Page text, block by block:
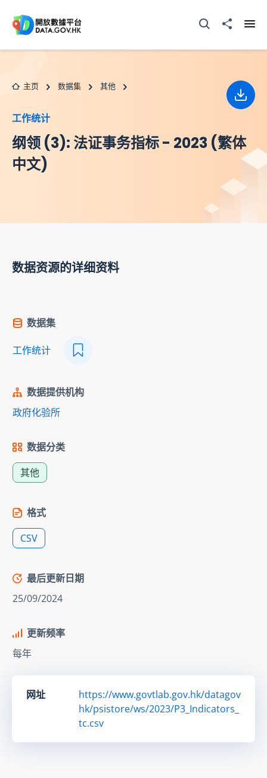
打开搜寻器分享至
主页 数据集 其他
工作统计
纲领 (3): 法证事务指标 - 2023 (繁体
中文)
下载
数据资源的详细资料
数据集
工作统计
数据提供机构
政府化验所
数据分类
其他
格式
CSV
最后更新日期
25/09/2024
更新频率
每年
网址
https://www.govtlab.gov.hk/datagov
hk/psistore/ws/2023/P3_Indicators_
tc.csv